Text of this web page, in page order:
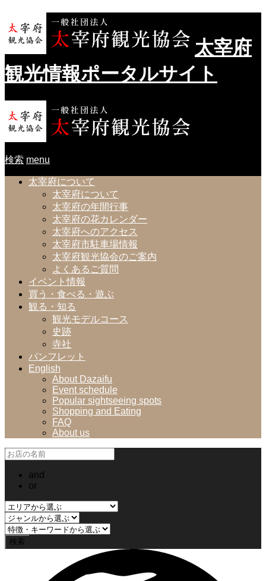
太宰府
観光情報ポータルサイト
検索 menu
太宰府について
太宰府について
太宰府の年間行事
太宰府の花カレンダー
太宰府へのアクセス
太宰府市駐車場情報
太宰府観光協会のご案内
よくあるご質問
イベント情報
買う・食べる・遊ぶ
観る・知る
観光モデルコース
史跡
寺社
パンフレット
English
About Dazaifu
Event schedule
Popular sightseeing spots
Shopping and Eating
FAQ
About us
and
or